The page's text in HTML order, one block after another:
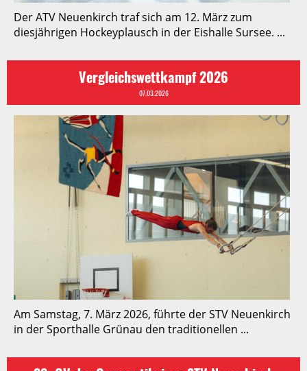
Der ATV Neuenkirch traf sich am 12. März zum
diesjährigen Hockeyplausch in der Eishalle Sursee. ...
Vergleichswettkampf 2026
07.03.2026
Am Samstag, 7. März 2026, führte der STV Neuenkirch
in der Sporthalle Grünau den traditionellen ...